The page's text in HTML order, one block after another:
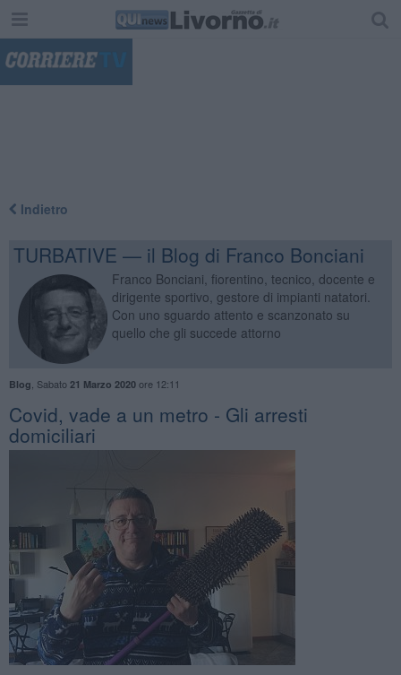
Indietro
TURBATIVE — il Blog di Franco Bonciani
Franco Bonciani, fiorentino, tecnico, docente e
dirigente sportivo, gestore di impianti natatori.
Con uno sguardo attento e scanzonato su
quello che gli succede attorno
Blog Sabato 21 Marzo 2020ore 12:11
Covid, vade a un metro - Gli arresti
domiciliari